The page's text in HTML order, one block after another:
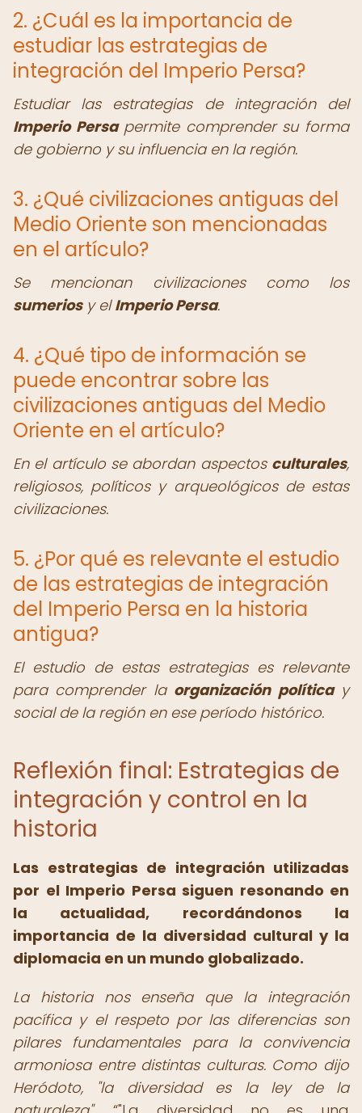
2. ¿Cuál es la importancia de
estudiar las estrategias de
integración del Imperio Persa?
Estudiar las estrategias de integración del
Imperio Persapermite comprender su forma
de gobierno y su influencia en la región.
3. ¿Qué civilizaciones antiguas del
Medio Oriente son mencionadas
en el artículo?
Se mencionan civilizaciones como los
sumeriosy elImperio Persa.
4. ¿Qué tipo de información se
puede encontrar sobre las
civilizaciones antiguas del Medio
Oriente en el artículo?
En el artículo se abordan aspectos culturales,
religiosos, políticos y arqueológicos de estas
civilizaciones.
5. ¿Por qué es relevante el estudio
de las estrategias de integración
del Imperio Persa en la historia
antigua?
El estudio de estas estrategias es relevante
para comprender la organización políticay
social de la región en ese período histórico.
Reflexión final: Estrategias de
integración y control en la
historia
Las estrategias de integración utilizadas
por el Imperio Persa siguen resonando en
la actualidad, recordándonos la
importancia de la diversidad cultural y la
diplomacia en un mundo globalizado.
La historia nos enseña que la integración
pacífica y el respeto por las diferencias son
pilares fundamentales para la convivencia
armoniosa entre distintas culturas. Como dijo
Heródoto, "la diversidad es la ley de la